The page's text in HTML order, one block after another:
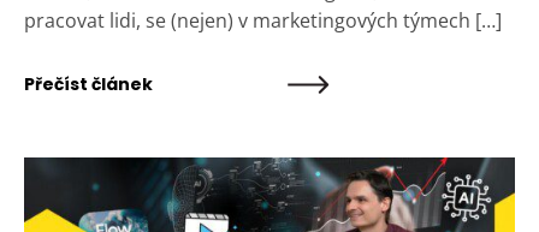
pracovat lidi, se (nejen) v marketingových týmech […]
Přečíst článek